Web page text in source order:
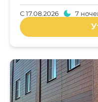
С17.08.2026 7